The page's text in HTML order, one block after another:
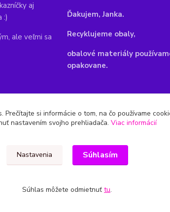
aj
:)
ale veľmi sa
Ďakujem, Janka.
Recyklujeme obaly,
obalové materiály
opakovane.
Prečítajte si informácie o tom, na čo používame
nastavením svojho prehliadača. Viac informácií
Nastavenia Súhlasím
Súhlas môžete odmietnuť tu.